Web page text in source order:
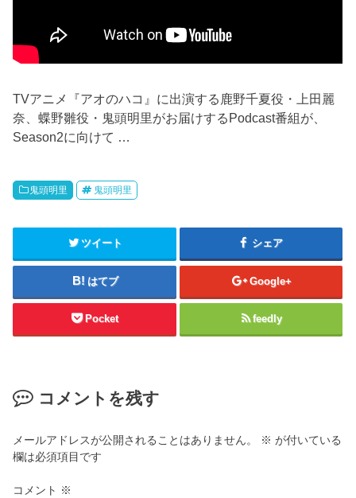
TVアニメ『アオのハコ』に出演する鹿野千夏役・上田麗
奈、蝶野雛役・鬼頭明里がお届けするPodcast番組が、
Season2に向けて …
鬼頭明里 鬼頭明里
ツイート シェア
はてブ Google+
Pocket feedly
コメントを残す
メールアドレスが公開されることはありません。 ※ が付いている
欄は必須項目です
コメント ※